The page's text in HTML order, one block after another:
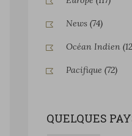
News(74)
Océan Indien
Pacifique (72)
QUELQUES